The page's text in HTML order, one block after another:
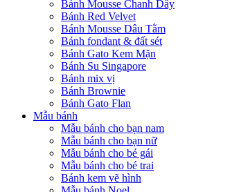
Bánh Mousse Chanh Dây
Bánh Red Velvet
Bánh Mousse Dâu Tằm
Bánh fondant & đất sét
Bánh Gato Kem Mặn
Bánh Su Singapore
Bánh mix vị
Bánh Brownie
Bánh Gato Flan
Mẫu bánh
Mẫu bánh cho bạn nam
Mẫu bánh cho bạn nữ
Mẫu bánh cho bé gái
Mẫu bánh cho bé trai
Bánh kem vẽ hình